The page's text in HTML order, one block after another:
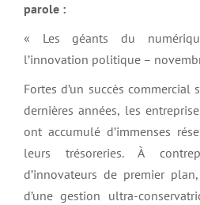
parole :
« Les géants du
l’innovation politique –
Fortes d’un succès commercial
dernières années, les
ont accumulé d’immenses
leurs trésoreries. À
d’innovateurs de premier
d’une gestion ultra-